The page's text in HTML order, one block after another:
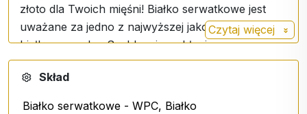
złoto dla Twoich mięśni! Białko serwatkowe jest
uważane za jedno z najwyższej jakości źródeł
białka na rynku. Szybko się wchłania, wspomaga
regenerację mięśni i jest idealne do treningu
siłowego lub każdego aktywnego stylu życia.
Czytaj więcej
Skład
Białko serwatkowe - WPC, Białko